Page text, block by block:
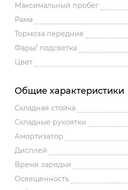
Максимальный пробег
Рама
Тормоза передние
Фары/ подсветка
Цвет
Общие характеристики
Складная стойка
Складные рукоятки
Амортизатор
Дисплей
Время зарядки
Освещенность